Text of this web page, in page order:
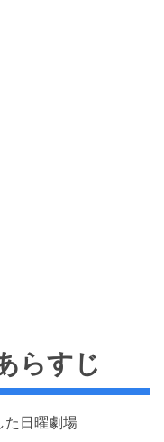
らすじ
た日曜劇場